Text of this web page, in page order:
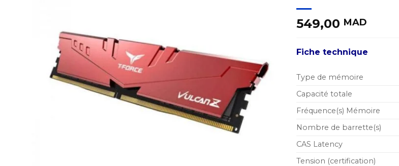
549,00 MAD
Fiche technique
Type de mémoire
Capacité totale
Fréquence(s) Mémoire
Nombre de barrette(s)
CAS Latency
Tension (certification)